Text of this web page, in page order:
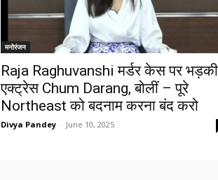
मनोरंजन
Raja Raghuvanshi मर्डर केस पर भड़की
एक्ट्रेस Chum Darang, बोलीं – पूरे
Northeast को बदनाम करना बंद करो
Divya Pandey - June 10, 2025